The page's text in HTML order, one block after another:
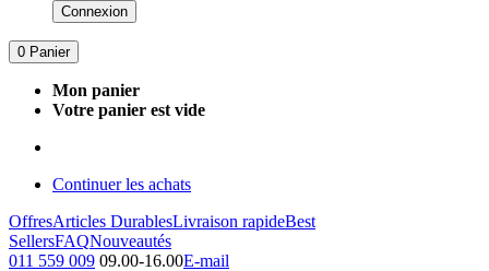
Connexion
0 Panier
Mon panier
Votre panier est vide
Continuer les achats
OffresArticles DurablesLivraison rapideBest
SellersFAQNouveautés
011 559 009 09.00-16.00E-mail